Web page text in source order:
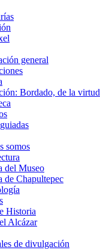
general
Bordado, de la virtud
somos
del Museo
de Chapultepec
Historia
Alcázar
de divulgación